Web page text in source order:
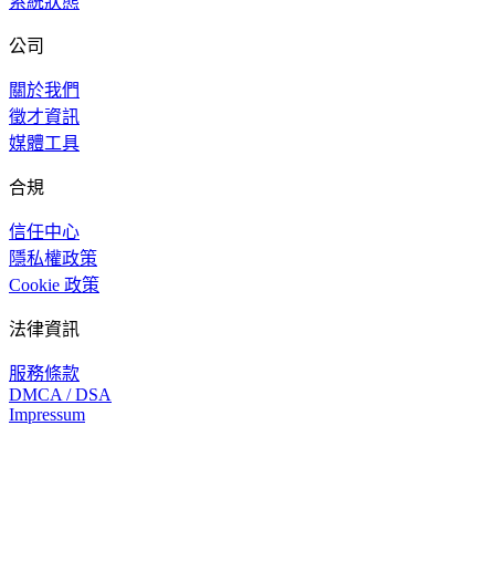
公司
關於我們
徵才資訊
媒體工具
合規
信任中心
隱私權政策
Cookie 政策
法律資訊
服務條款
DMCA / DSA
Impressum